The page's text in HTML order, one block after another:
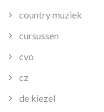
country muziek
cursussen
cvo
cz
de kiezel